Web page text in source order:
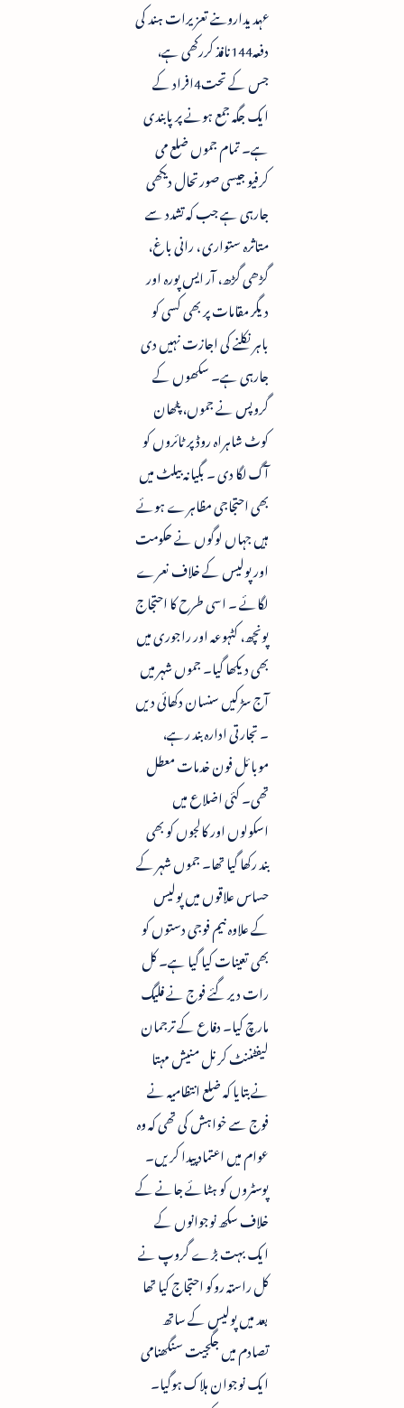
عہدیداروںنے تعزیرات ہند کی
دفعہ144نافذ کررکھی ہے،
جس کے تحت4افراد کے
ایک جگہ جمع ہونے پر پابندی
ہے۔ تمام جموں ضلع می
کرفیو جیسی صورتحال دیکھی
جارہی ہے جب کہ تشدد سے
متاثرہ ستواری ، رانی باغ،
گڑھی گڑھ، آر ایس پورہ اور
دیگر مقامات پر بھی کسی کو
باہر نکلنے کی اجازت نہیں دی
جارہی ہے۔ سکھوں کے
گروپس نے جموں، پٹھان
کوٹ شاہراہ روڈ پر ٹائروں کو
آگ لگا دی ۔ بگیانہ بیلٹ میں
بھی احتجاجی مظاہرے ہوئے
ہیں جہاں لوگوں نے حکومت
اور پولیس کے خلاف نعرے
لگائے ۔ اسی طرح کا احتجاج
پونچھ، کٹہوعہ اور راجوری میں
بھی دیکھا گیا۔ جموں شہر میں
آج سڑکیں سنسان دکھائی دیں
۔ تجارتی ادارہ بند رہے،
موبائل فون خدمات معطل
تھی۔ کئی اضلاع میں
اسکولوں اور کالجوں کو بھی
بند رکھا گیا تھا۔ جموں شہر کے
حساس علاقوں میں پولیس
کے علاوہ نیم فوجی دستوں کو
بھی تعینات کیا گیا ہے۔ کل
رات دیر گئے فوج نے فلیگ
مارچ کیا۔ دفاع کے ترجمان
لیفٹننٹ کرنل منیش مہتا
نے بتایا کہ ضلع انتظامیہ نے
فوج سے خواہش کی تھی کہ وہ
عوام میں اعتماد پیدا کریں۔
پوسٹروں کو ہٹائے جانے کے
خلاف سکھ نوجوانوں کے
ایک بہت بڑے گروپ نے
کل راستہ روکو احتجاج کیا تھا
بعد میں پولیس کے ساتھ
تصادم میں جگجیت سنگھنامی
ایک نوجوان ہلاک ہوگیا۔